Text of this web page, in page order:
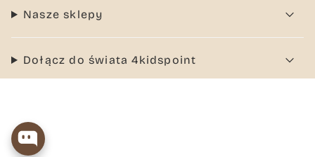
Nasze sklepy
Dołącz do świata 4kidspoint